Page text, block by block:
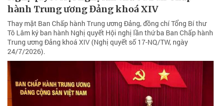
hành Trung ương Đảng khoá XIV
Thay mặt Ban Chấp hành Trung ương Đảng, đồng chí Tổng Bí thư
Tô Lâm ký ban hành Nghị quyết Hội nghị lần thứ ba Ban Chấp hành
Trung ương Đảng khoá XIV (Nghị quyết số 17-NQ/TW, ngày
24/7/2026).